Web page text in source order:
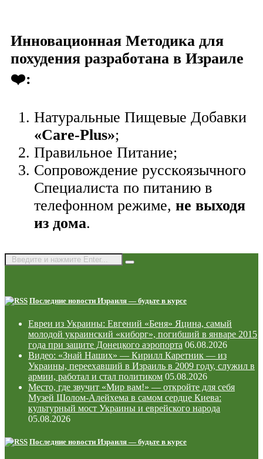
Инновационная Методика для
похудения разработана в Израиле
❤️:
Натуральные Пищевые Добавки
«Care-Plus»;
Правильное Питание;
Сопровождение русскоязычного
Специалиста по питанию в
телефонном режиме, не выходя
из дома.
Последние новости Израиля — будьте в курсе
Евреи из Украины: Евгений «Беня» Яцина, самый
молодой украинский «киборг», погибший в январе 2015
года при защите Донецкого аэропорта 06.08.2026
Видео: «Знай Наших» — Кирилл Каретник — из
Украины, переехавший в Израиль в 2009 году, служил в
армии, работал и стал политиком 05.08.2026
Место, где звучит «Мир вам!» — откройте для себя
Музей Шолом-Алейхема в самом сердце Киева:
культурный мост Украины и еврейского народа
05.08.2026
Последние новости Израиля — будьте в курсе